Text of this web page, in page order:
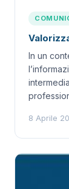
In un
8 Aprile